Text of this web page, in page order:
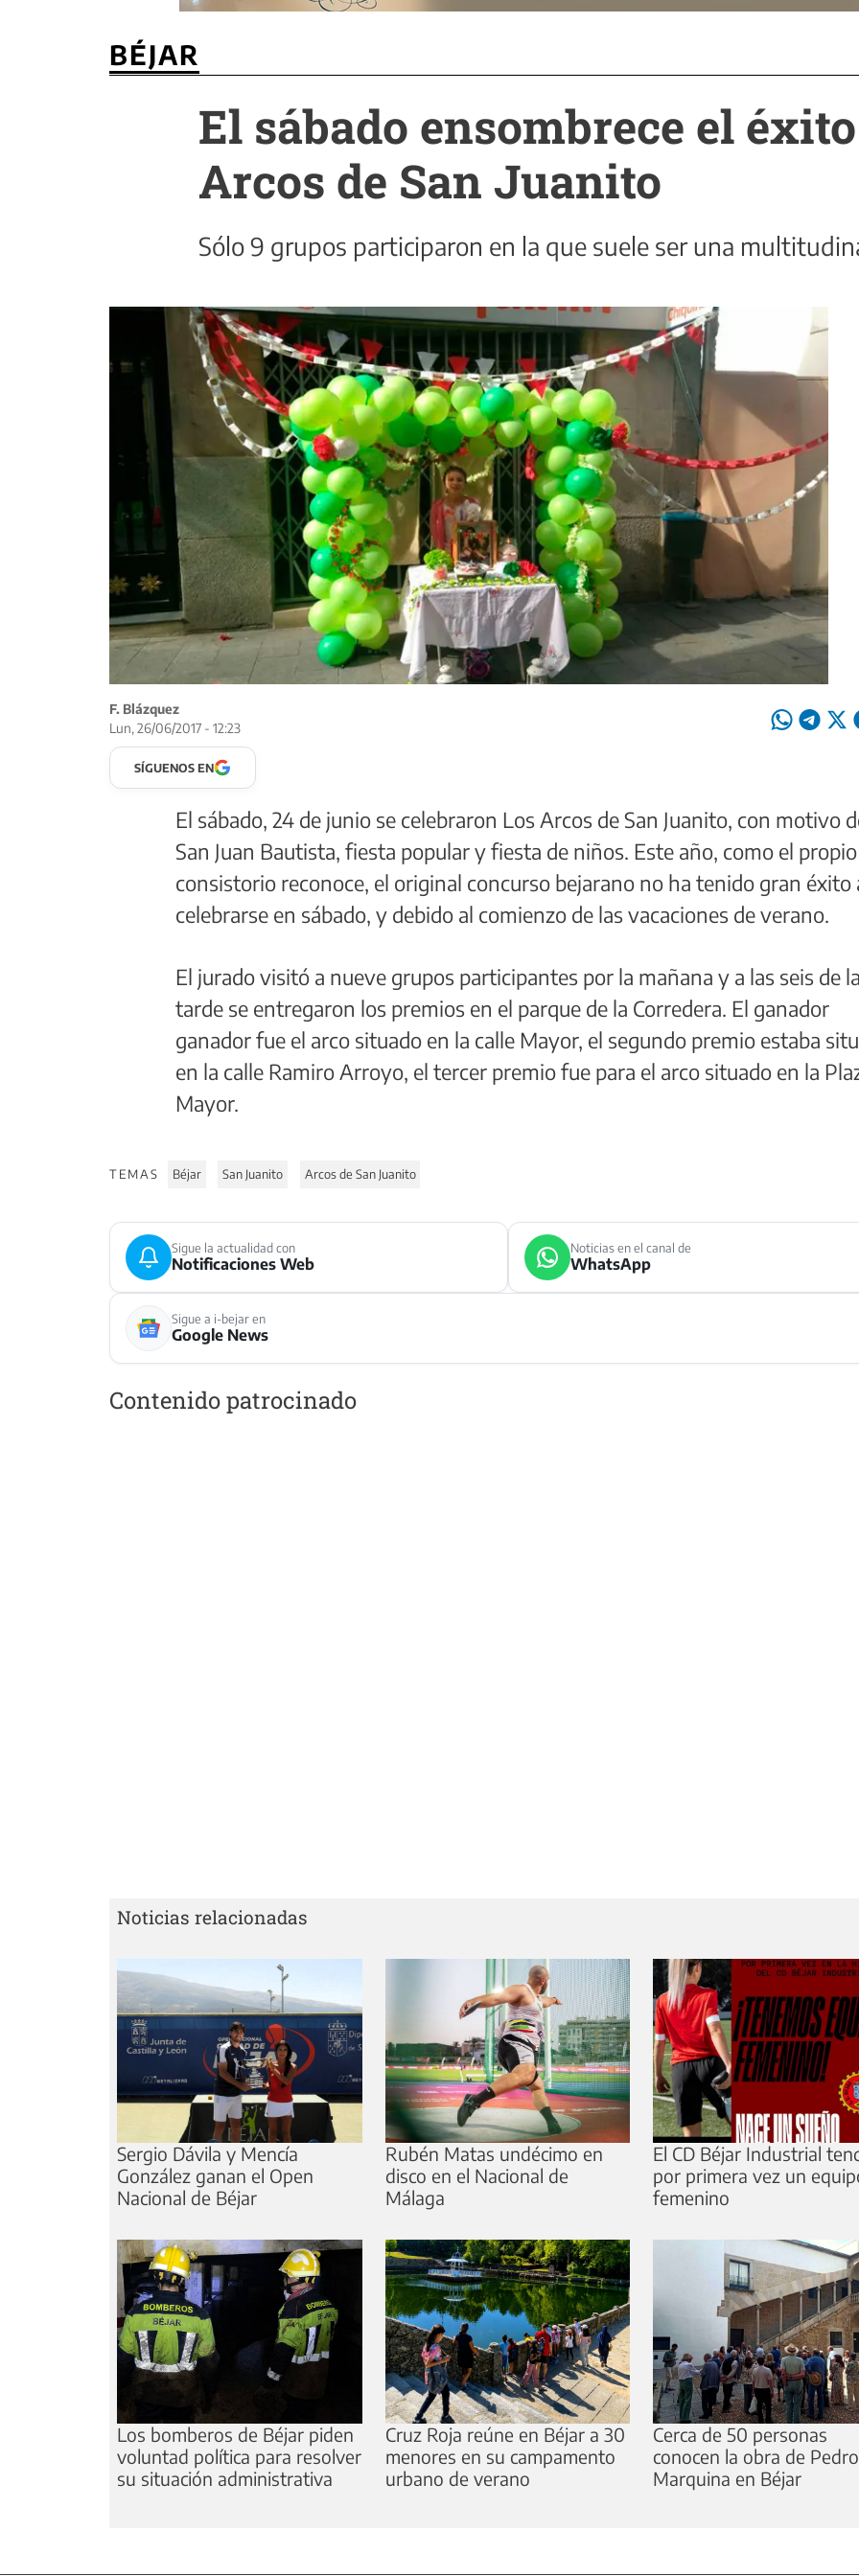
BÉJAR
El sábado ensombrece el
Arcos de San Juanito
Sólo 9 grupos participaron en la que suele ser una
F. Blázquez
Lun, 26/06/2017 - 12:23
SÍGUENOS EN
El sábado, 24 de junio se celebraron Los Arcos de San Juanito, con motivo
San Juan Bautista, fiesta popular y fiesta de niños. Este año, como el propio
consistorio reconoce, el original concurso bejarano no ha tenido gran éxito
celebrarse en sábado, y debido al comienzo de las vacaciones de verano.
El jurado visitó a nueve grupos participantes por la mañana y a las seis de
tarde se entregaron los premios en el parque de la Corredera. El ganador
ganador fue el arco situado en la calle Mayor, el segundo premio estaba
en la calle Ramiro Arroyo, el tercer premio fue para el arco situado en la
Mayor.
TEMAS Béjar San Juanito Arcos de San Juanito
Sigue la actualidad con
Notificaciones Web
Noticias en el canal de
WhatsApp
Sigue a i-bejar en
Google News
Contenido patrocinado
Noticias relacionadas
Sergio Dávila y Mencía
González ganan el Open
Nacional de Béjar
Rubén Matas undécimo en
disco en el Nacional de
Málaga
El CD Béjar Industrial
por primera vez un
femenino
Los bomberos de Béjar piden
voluntad política para resolver
su situación administrativa
Cruz Roja reúne en Béjar a 30
menores en su campamento
urbano de verano
Cerca de 50 personas
conocen la obra de
Marquina en Béjar